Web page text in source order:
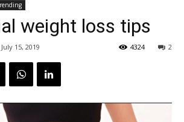
weight loss tips
July 15, 2019 2
4324